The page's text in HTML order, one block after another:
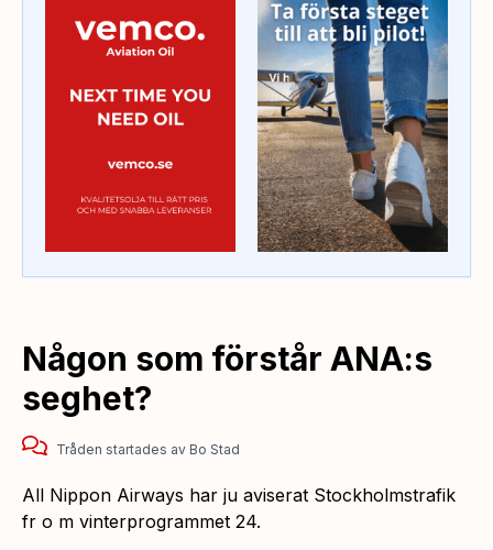
Någon som förstår ANA:s
seghet?
Tråden startades av Bo Stad
All Nippon Airways har ju aviserat Stockholmstrafik
fr o m vinterprogrammet 24.